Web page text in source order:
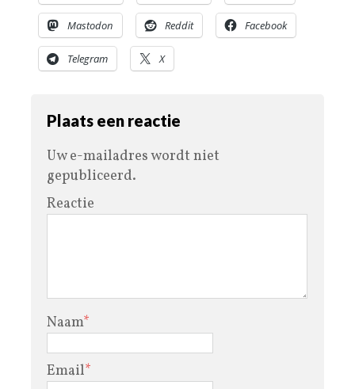
Mastodon Reddit Facebook
Telegram X
Plaats een reactie
Uw e-mailadres wordt niet
gepubliceerd.
Reactie
Naam*
Email*